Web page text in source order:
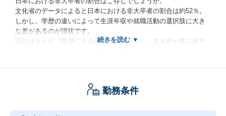
文化省のデータによると日本における非大卒者の割合は約52％。
しかし、学歴の違いによって生涯年収や就職活動の選択肢に大き
な差があるのが現状です。
同社はそんな「学歴による不平等」をなくし、非大卒や第二新卒
「多様な生き方を選択できる社会を創る」
る社会を実現します。
勤務条件